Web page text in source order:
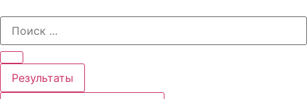
содержимому
Search
Результаты